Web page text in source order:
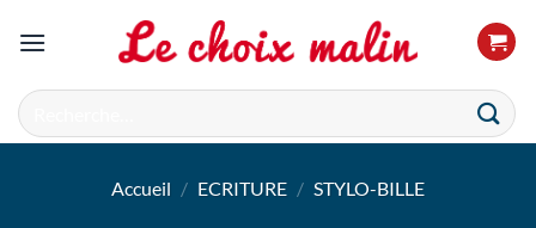
Recherche
pour :
Accueil / ECRITURE / STYLO-BILLE